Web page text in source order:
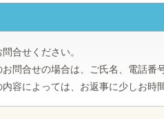
合せください。
お問合せの場合は、ご氏名、電話番
内容によっては、お返事に少しお